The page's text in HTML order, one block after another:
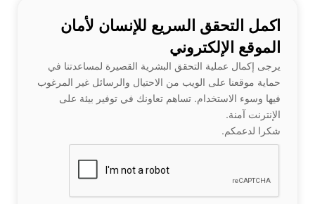
اكمل التحقق السريع للإنسان لأمان
الموقع الإلكتروني
يرجى إكمال عملية التحقق البشرية القصيرة لمساعدتنا في
حماية موقعنا على الويب من الاحتيال والرسائل غير المرغوب
فيها وسوء الاستخدام. تساهم تعاونك في توفير بيئة على
الإنترنت آمنة.
شكرا لدعمكم.